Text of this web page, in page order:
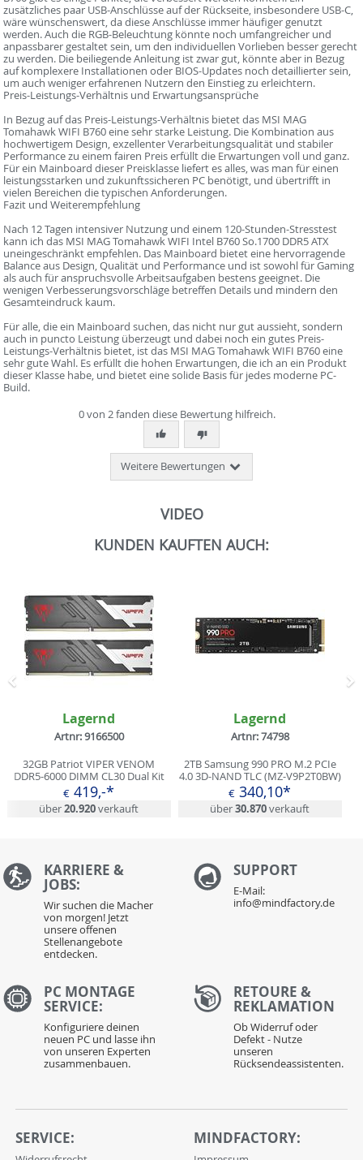
zusätzliches paar USB-Anschlüsse auf der Rückseite, insbesondere USB-C,
wäre wünschenswert, da diese Anschlüsse immer häufiger genutzt
werden. Auch die RGB-Beleuchtung könnte noch umfangreicher und
anpassbarer gestaltet sein, um den individuellen Vorlieben besser gerecht
zu werden. Die beiliegende Anleitung ist zwar gut, könnte aber in Bezug
auf komplexere Installationen oder BIOS-Updates noch detaillierter sein,
um auch weniger erfahrenen Nutzern den Einstieg zu erleichtern.
Preis-Leistungs-Verhältnis und Erwartungsansprüche
In Bezug auf das Preis-Leistungs-Verhältnis bietet das MSI MAG
Tomahawk WIFI B760 eine sehr starke Leistung. Die Kombination aus
hochwertigem Design, exzellenter Verarbeitungsqualität und stabiler
Performance zu einem fairen Preis erfüllt die Erwartungen voll und ganz.
Für ein Mainboard dieser Preisklasse liefert es alles, was man für einen
leistungsstarken und zukunftssicheren PC benötigt, und übertrifft in
vielen Bereichen die typischen Anforderungen.
Fazit und Weiterempfehlung
Nach 12 Tagen intensiver Nutzung und einem 120-Stunden-Stresstest
kann ich das MSI MAG Tomahawk WIFI Intel B760 So.1700 DDR5 ATX
uneingeschränkt empfehlen. Das Mainboard bietet eine hervorragende
Balance aus Design, Qualität und Performance und ist sowohl für Gaming
als auch für anspruchsvolle Arbeitsaufgaben bestens geeignet. Die
wenigen Verbesserungsvorschläge betreffen Details und mindern den
Gesamteindruck kaum.
Für alle, die ein Mainboard suchen, das nicht nur gut aussieht, sondern
auch in puncto Leistung überzeugt und dabei noch ein gutes Preis-
Leistungs-Verhältnis bietet, ist das MSI MAG Tomahawk WIFI B760 eine
sehr gute Wahl. Es erfüllt die hohen Erwartungen, die ich an ein Produkt
dieser Klasse habe, und bietet eine solide Basis für jedes moderne PC-
Build.
0 von 2 fanden diese Bewertung hilfreich.
Weitere Bewertungen
VIDEO
KUNDEN KAUFTEN AUCH:
Lagernd
Artnr: 9166500
32GB Patriot VIPER VENOM
DDR5-6000 DIMM CL30 Dual Kit
€ 419,-*
über20.920verkauft
Lagernd
Artnr: 74798
2TB Samsung 990 PRO M.2 PCIe
4.0 3D-NAND TLC (MZ-V9P2T0BW)
€ 340,10*
über30.870verkauft
Zurück
KARRIERE &
JOBS:
Wir suchen die Macher
von morgen! Jetzt
unsere offenen
Stellenangebote
entdecken.
SUPPORT
E-Mail:
info@mindfactory.de
PC MONTAGE
SERVICE:
Konfiguriere deinen
neuen PC und lasse ihn
von unseren Experten
zusammenbauen.
RETOURE &
REKLAMATION
Ob Widerruf oder
Defekt - Nutze
unseren
Rücksendeassistenten.
SERVICE: MINDFACTORY: